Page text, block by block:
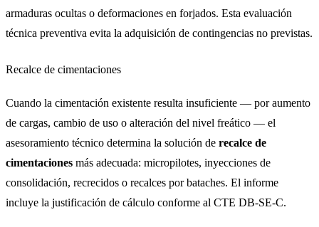
armaduras ocultas o deformaciones en forjados. Esta evaluación
técnica preventiva evita la adquisición de contingencias no previstas.
Recalce de cimentaciones
Cuando la cimentación existente resulta insuficiente — por aumento
de cargas, cambio de uso o alteración del nivel freático — el
asesoramiento técnico determina la solución de recalce de
cimentaciones más adecuada: micropilotes, inyecciones de
consolidación, recrecidos o recalces por bataches. El informe
incluye la justificación de cálculo conforme al CTE DB-SE-C.